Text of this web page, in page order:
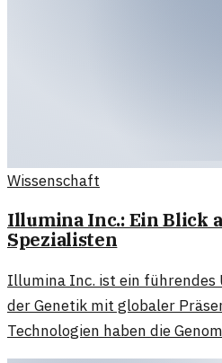
Wissenschaft
Illumina Inc.: Ein Blick
Spezialisten
Illumina Inc. ist ein führendes
der Genetik mit globaler
Technologien haben die